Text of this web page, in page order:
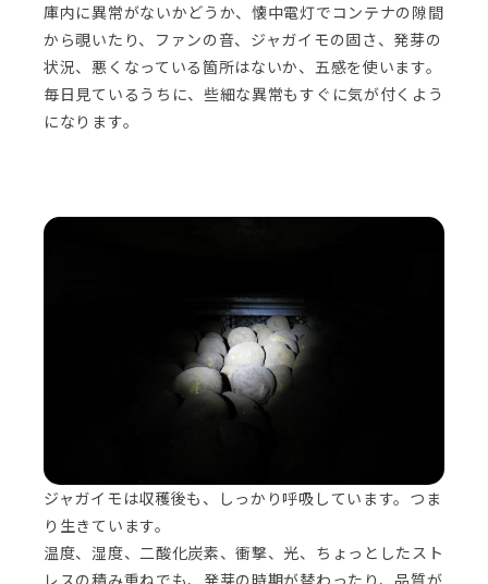
庫内に異常がないかどうか、懐中電灯でコンテナの隙間
から覗いたり、ファンの音、ジャガイモの固さ、発芽の
状況、悪くなっている箇所はないか、五感を使います。
毎日見ているうちに、些細な異常もすぐに気が付くよう
になります。
ジャガイモは収穫後も、しっかり呼吸しています。つま
り生きています。
温度、湿度、二酸化炭素、衝撃、光、ちょっとしたスト